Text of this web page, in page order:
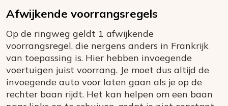
Afwijkende voorrangsregels
Op de ringweg geldt 1 afwijkende
voorrangsregel, die nergens anders in Frankrijk
van toepassing is. Hier hebben invoegende
voertuigen juist voorrang. Je moet dus altijd de
invoegende auto voor laten gaan als je op de
rechter baan rijdt. Het kan helpen om een baan